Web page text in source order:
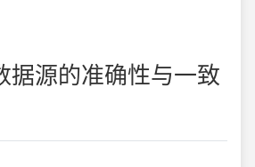
据源的准确性与一致